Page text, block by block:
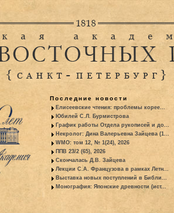
Последние новости
Елисеевские чтения: проблемы корее...
Юбилей С.Л. Бурмистрова
График работы Отдела рукописей и до...
Некролог: Дина Валерьевна Зайцева (1...
WMO: том 12, № 1(24), 2026
ППВ 23/2 (65), 2026
Скончалась Д.В. Зайцева
Лекции С.А. Французова в рамках Летн...
Выставка новых поступлений в Библи...
Монография: Японские древности (ист...